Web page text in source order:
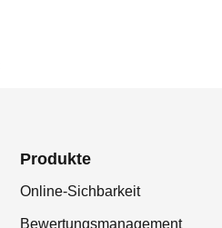
Produkte
Online-Sichbarkeit
Bewertungsmanagement